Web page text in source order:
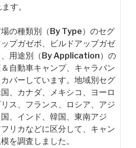
す。
の種類別（By Type）のセグ
プガゼボ、ビルドアップガゼ
、用途別（By Application）の
自動車キャンプ、キャラバン
バーしています。地域別セグ
、カナダ、メキシコ、ヨーロ
ス、フランス、ロシア、アジ
、インド、韓国、東南アジ
リカなどに区分して、キャン
を調査しました。